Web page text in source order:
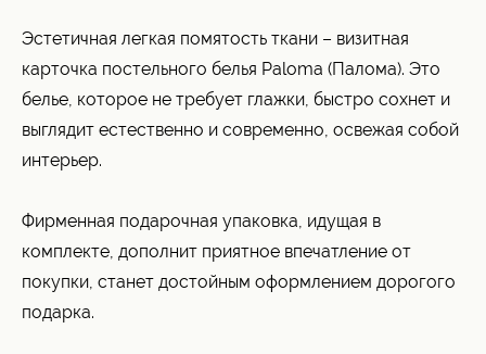
Эстетичная легкая помятость ткани – визитная
карточка постельного белья Paloma (Палома). Это
белье, которое не требует глажки, быстро сохнет и
выглядит естественно и современно, освежая собой
интерьер.
Фирменная подарочная упаковка, идущая в
комплекте, дополнит приятное впечатление от
покупки, станет достойным оформлением дорогого
подарка.